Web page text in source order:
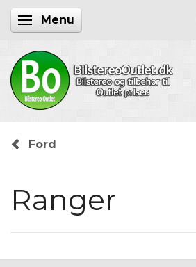
Skifte navigation
Menu
Ford
Ranger